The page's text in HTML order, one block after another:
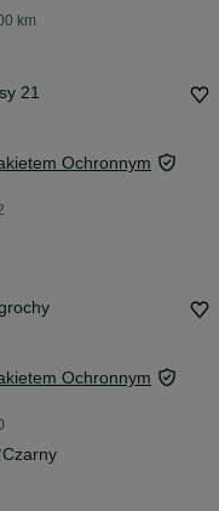
km
21
Ochronnym
Ochronnym
Czarny